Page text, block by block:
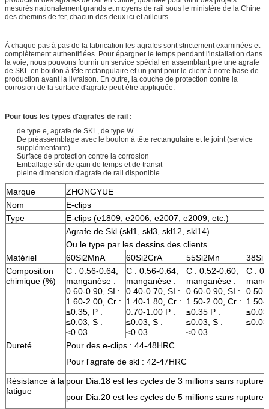
mesurés nationalement grands et moyens de rail sous le ministère de la Chine
des chemins de fer, chacun des deux ici et ailleurs.
À chaque pas à pas de la fabrication les agrafes sont strictement examinées et
complètement authentifiées. Pour épargner le temps pendant l'installation dans
la voie, nous pouvons fournir un service spécial en assemblant pré une agrafe
de SKL en boulon à tête rectangulaire et un joint pour le client à notre base de
production avant la livraison. En outre, la couche de protection contre la
corrosion de la surface d'agrafe peut être appliquée.
Pour tous les types d'agrafes de rail :
de type e, agrafe de SKL, de type W…
De préassemblage avec le boulon à tête rectangulaire et le joint (service
supplémentaire)
Surface de protection contre la corrosion
Emballage sûr de gain de temps et de transit
pleine dimension d'agrafe de rail disponible
Marque
ZHONGYUE
Nom
E-clips
Type
E-clips (e1809, e2006, e2007, e2009, etc.)
Agrafe de Skl (skl1, skl3, skl12, skl14)
Ou le type par les dessins des clients
Matériel
60Si2MnA 60Si2CrA 55Si2Mn
38Si7
Composition
chimique (%)
C : 0.56-0.64,
manganèse :
0.60-0.90, SI :
1.60-2.00, Cr :
≤0.35, P :
≤0.03, S :
≤0.03
C : 0.56-0.64,
manganèse :
0.40-0.70, SI :
1.40-1.80, Cr :
0.70-1.00 P :
≤0.03, S :
≤0.03
C : 0.52-0.60,
manganèse :
0.60-0.90, SI :
1.50-2.00, Cr :
≤0.35 P :
≤0.03, S :
≤0.03
C :
0.50-
1.50-
≤0.03
Dureté
Pour des e-clips : 44-48HRC
Pour l'agrafe de skl : 42-47HRC
Résistance à la
fatigue
pour Dia.18 est les cycles de 3 millions sans rupture
pour Dia.20 est les cycles de 5 millions sans rupture